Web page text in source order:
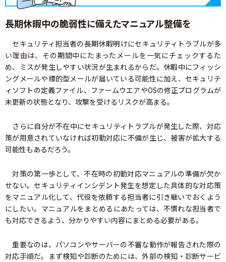
長期休暇中の脆弱性に備えたマニュアル整備を
セキュリティ担当者の長期休暇明けにセキュリティトラブルが多
い理由は、その期間中にたまったメールを一気にチェックするた
め、ミスが発生しやすい状況が生まれるからだ。休暇中にフィッシ
ングメールや標的型メールが届いている可能性に加え、セキュリテ
ィソフトの定義ファイル、ファームウエアやOSの修正プログラムが
未更新の状態となり、攻撃を受けるリスクが高まる。
さらに自分が不在中にセキュリティトラブルが発生した際、対応
策が用意されていなければ初動対応に不備が生じ、被害が拡大する
可能性もあるだろう。
対策の第一歩として、不在時の初動対応マニュアルの準備が欠か
せない。セキュリティインシデント発生を想定した具体的な対応策
をマニュアル化して、代役を依頼する担当者に引き継いでおくよう
にしたい。マニュアルをまとめるにあたっては、不慣れな担当者で
も対応できるよう、分かりやすい内容にまとめる必要がある。
重要なのは、パソコンやサーバーの不審な動作が報告された際の
対応手順だ。まず検知や診断のためには、外部の検知・診断サービ